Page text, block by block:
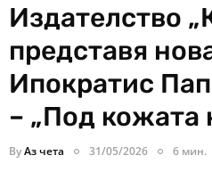
Издателство
представя
Ипократис
– „Под кожата
ByАз чета 31/05/2026 6 мин.